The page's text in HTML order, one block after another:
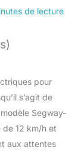
de lecture
pour
s’agit de
Segway-
de 12 km/h et
aux attentes